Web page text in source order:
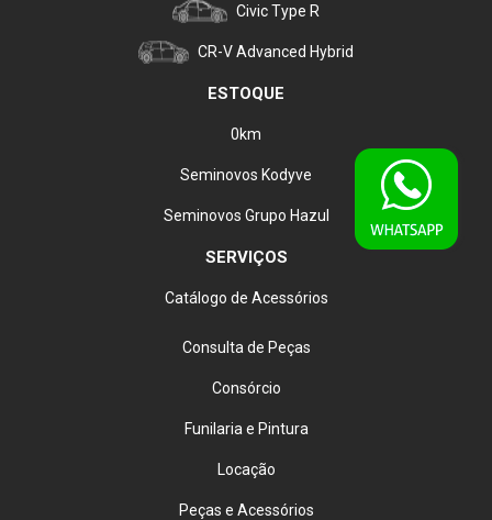
Civic Type R
CR-V Advanced Hybrid
ESTOQUE
0km
Seminovos Kodyve
Seminovos Grupo Hazul
SERVIÇOS
Catálogo de Acessórios
Consulta de Peças
Consórcio
Funilaria e Pintura
Locação
Peças e Acessórios